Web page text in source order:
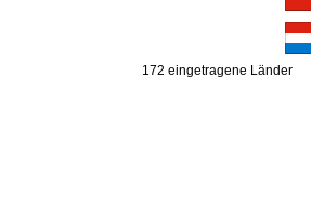
172 eingetragene Länder